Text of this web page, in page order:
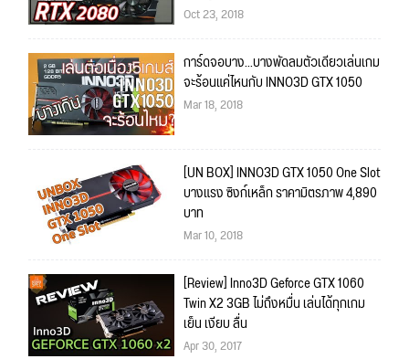
Oct 23, 2018
การ์ดจอบาง...บางพัดลมตัวเดียวเล่นเกม
จะร้อนแค่ไหนกับ INNO3D GTX 1050
Mar 18, 2018
[UN BOX] INNO3D GTX 1050 One Slot
บางแรง ซิงก์เหล็ก ราคามิตรภาพ 4,890
บาท
Mar 10, 2018
[Review] Inno3D Geforce GTX 1060
Twin X2 3GB ไม่ถึงหมื่น เล่นได้ทุกเกม
เย็น เงียบ ลื่น
Apr 30, 2017